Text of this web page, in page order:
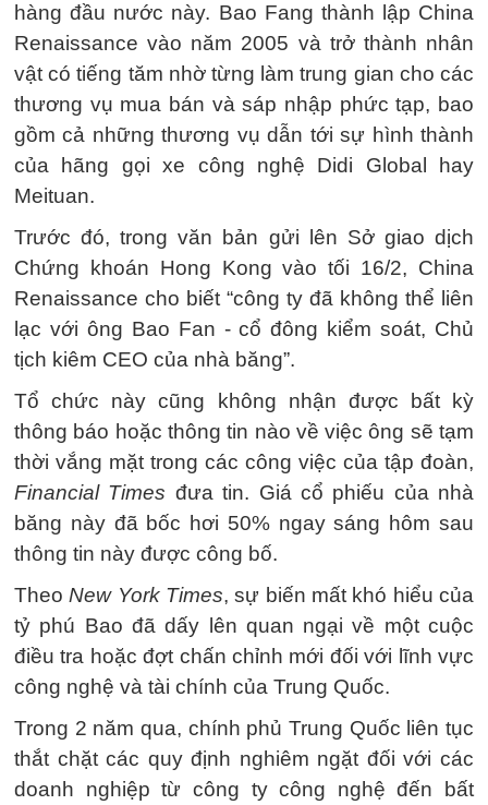
hàng đầu nước này. Bao Fang thành lập China
Renaissance vào năm 2005 và trở thành nhân
vật có tiếng tăm nhờ từng làm trung gian cho các
thương vụ mua bán và sáp nhập phức tạp, bao
gồm cả những thương vụ dẫn tới sự hình thành
của hãng gọi xe công nghệ Didi Global hay
Meituan.
Trước đó, trong văn bản gửi lên Sở giao dịch
Chứng khoán Hong Kong vào tối 16/2, China
Renaissance cho biết “công ty đã không thể liên
lạc với ông Bao Fan - cổ đông kiểm soát, Chủ
tịch kiêm CEO của nhà băng”.
Tổ chức này cũng không nhận được bất kỳ
thông báo hoặc thông tin nào về việc ông sẽ tạm
thời vắng mặt trong các công việc của tập đoàn,
Financial Times đưa tin. Giá cổ phiếu của nhà
băng này đã bốc hơi 50% ngay sáng hôm sau
thông tin này được công bố.
TheoNew York Times, sự biến mất khó hiểu của
tỷ phú Bao đã dấy lên quan ngại về một cuộc
điều tra hoặc đợt chấn chỉnh mới đối với lĩnh vực
công nghệ và tài chính của Trung Quốc.
Trong 2 năm qua, chính phủ Trung Quốc liên tục
thắt chặt các quy định nghiêm ngặt đối với các
doanh nghiệp từ công ty công nghệ đến bất